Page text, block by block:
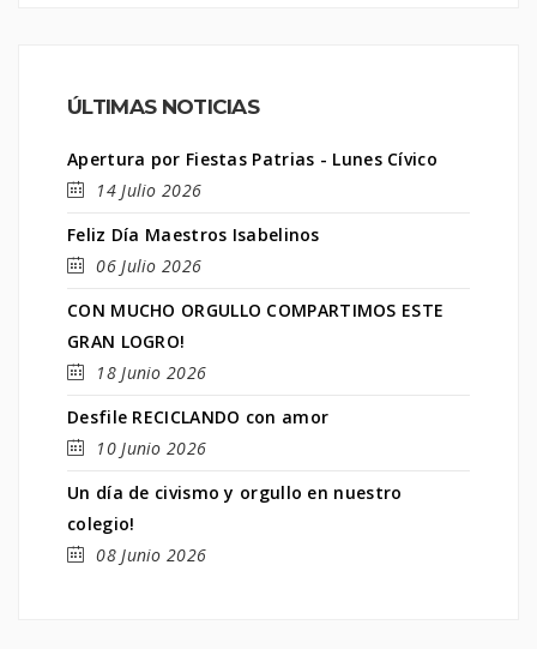
ÚLTIMAS NOTICIAS
Apertura por Fiestas Patrias - Lunes Cívico
14 Julio 2026
Feliz Día Maestros Isabelinos
06 Julio 2026
CON MUCHO ORGULLO COMPARTIMOS ESTE
GRAN LOGRO!
18 Junio 2026
Desfile RECICLANDO con amor
10 Junio 2026
Un día de civismo y orgullo en nuestro
colegio!
08 Junio 2026